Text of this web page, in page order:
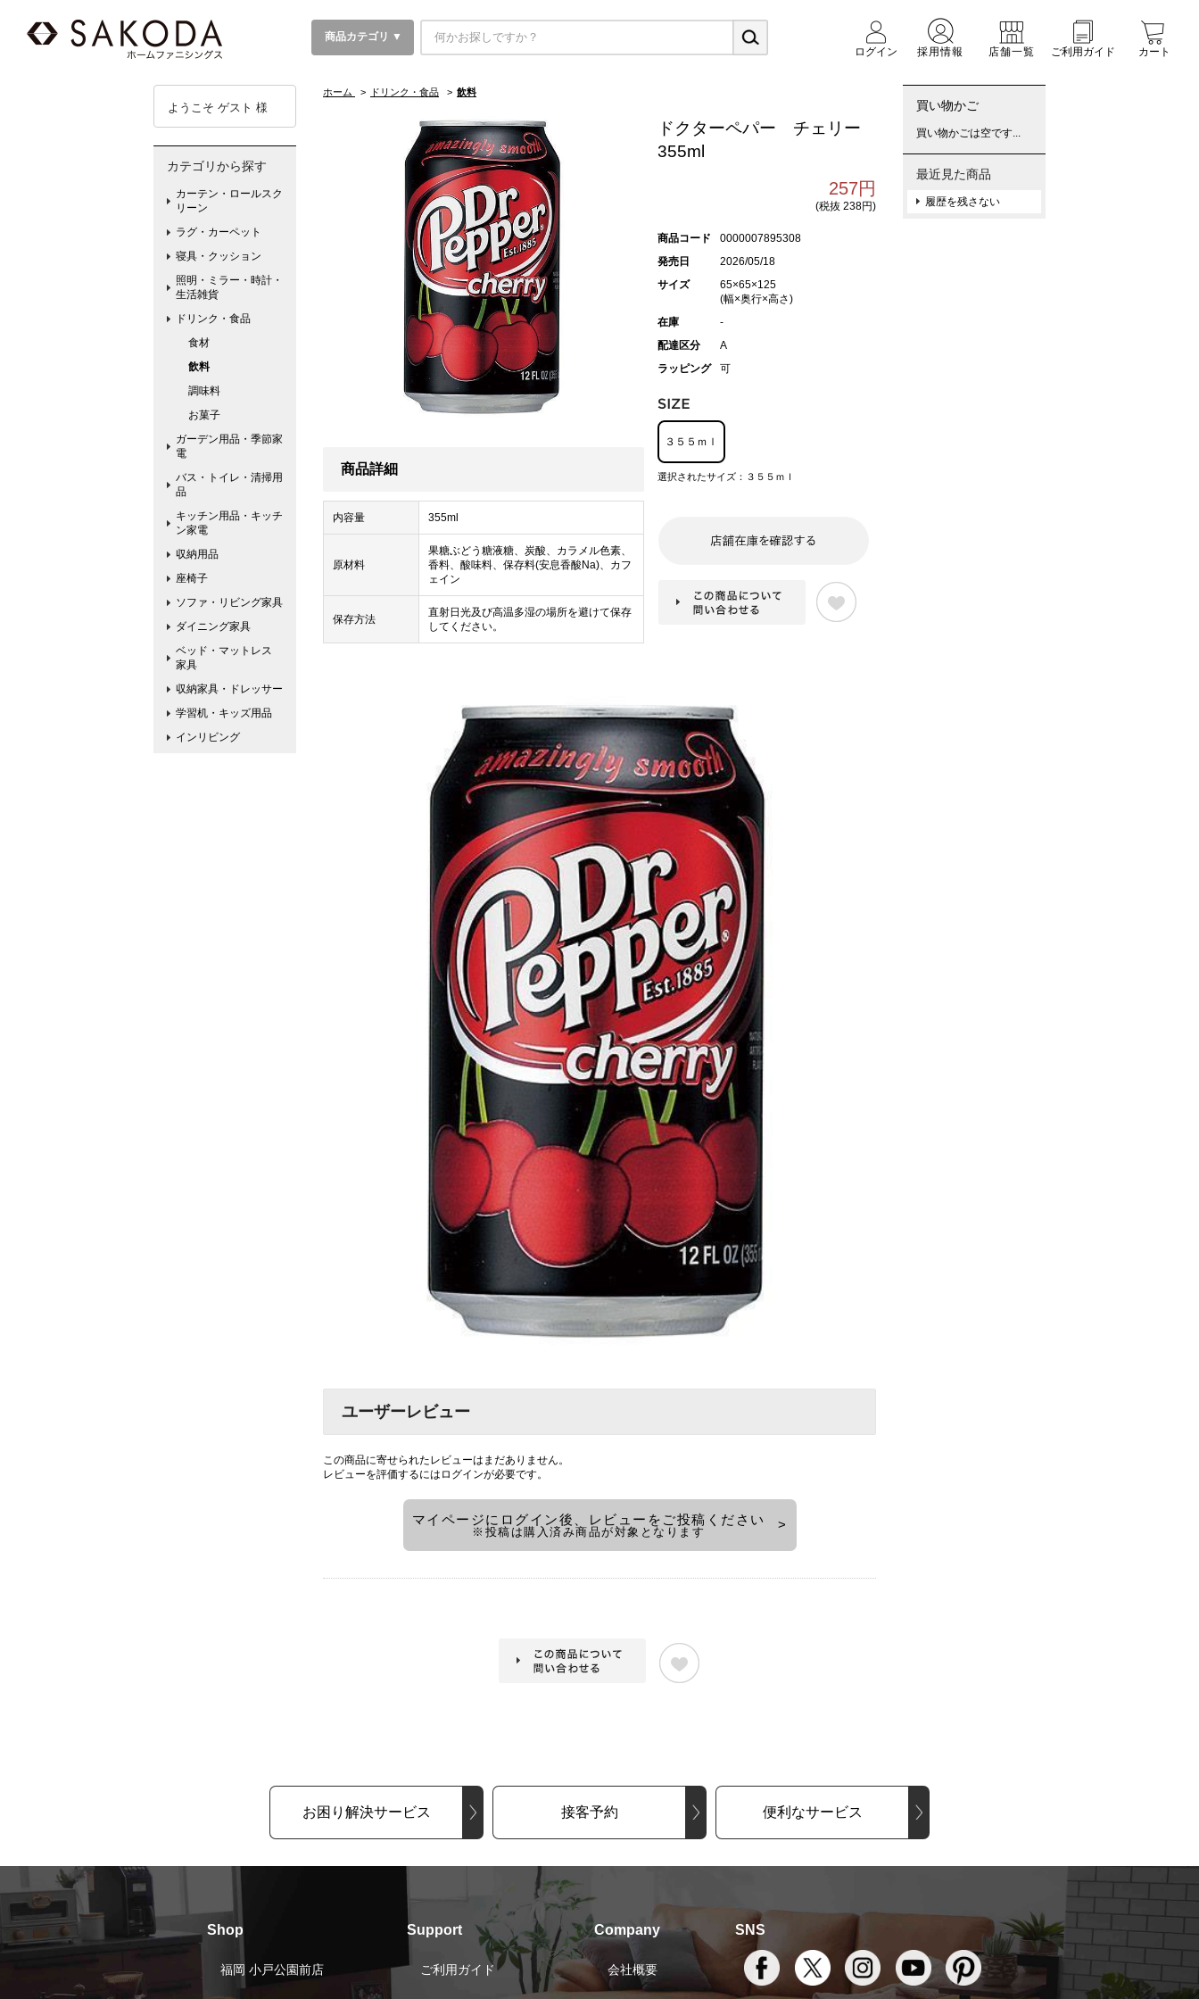
商品カテゴリ ▼
ログイン
採用情報 店舗一覧 ご利用ガイド カート
ホーム > ドリンク・食品 > 飲料
商品詳細
内容量 355ml
原材料
果糖ぶどう糖液糖、炭酸、カラメル色素、
香料、酸味料、保存料(安息香酸Na)、カフ
ェイン
保存方法
直射日光及び高温多湿の場所を避けて保存
してください。
ドクターペパー チェリー
355ml
257円
(税抜 238円)
商品コード
0000007895308
発売日
2026/05/18
サイズ
65×65×125
(幅×奥行×高さ)
在庫
-
配達区分
A
ラッピング
可
３５５ｍｌ
選択されたサイズ：３５５ｍｌ
ユーザーレビュー
この商品に寄せられたレビューはまだありません。
レビューを評価するには ログインが必要です。
マイページにログイン後、レビューをご投稿ください
※投稿は購入済み商品が対象となります
ようこそ ゲスト 様
カテゴリから探す
カーテン・ロールスク
リーン
ラグ・カーペット
寝具・クッション
照明・ミラー・時計・
生活雑貨
ドリンク・食品
食材
飲料
調味料
お菓子
ガーデン用品・季節家
電
バス・トイレ・清掃用
品
キッチン用品・キッチ
ン家電
収納用品
座椅子
ソファ・リビング家具
ダイニング家具
ベッド・マットレス
家具
収納家具・ドレッサー
学習机・キッズ用品
インリビング
買い物かご
買い物かごは空です...
最近見た商品
履歴を残さない
お困り解決サービス 接客予約 便利なサービス
Shop
福岡 小戸公園前店
Support
ご利用ガイド
Company
会社概要
SNS